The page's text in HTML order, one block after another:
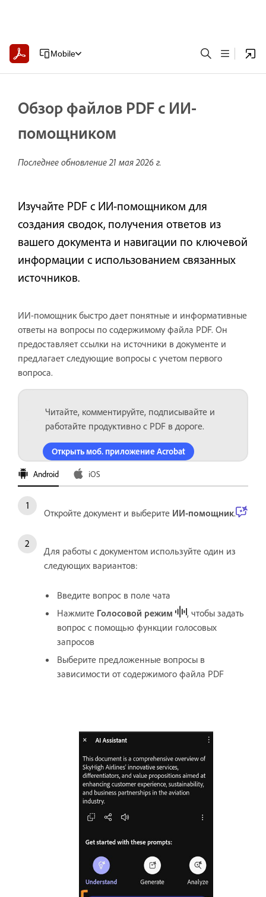
Mobile
Обзор файлов PDF с ИИ-
помощником
Последнее обновление21 мая 2026 г.
Изучайте PDF с ИИ-помощником для
создания сводок, получения ответов из
вашего документа и навигации по ключевой
информации с использованием связанных
источников.
ИИ-помощник быстро дает понятные и информативные
ответы на вопросы по содержимому файла PDF. Он
предоставляет ссылки на источники в документе и
предлагает следующие вопросы с учетом первого
вопроса.
Читайте, комментируйте, подписывайте и
работайте продуктивно с PDF в дороге.
Открыть моб. приложение Acrobat
Android iOS
Откройте документ и выберите ИИ-помощник.
Для работы с документом используйте один из
следующих вариантов:
Введите вопрос в поле чата
Нажмите Голосовой режим
, чтобы задать
вопрос с помощью функции голосовых
запросов
Выберите предложенные вопросы в
зависимости от содержимого файла PDF